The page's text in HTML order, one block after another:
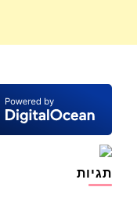
תגיות